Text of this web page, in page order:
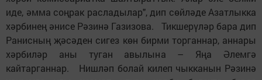
иде, әмма соңрак расладылар", дип сөйләде Азатлыкка
хәрбинең әнисе Рәзинә Газизова. Тикшерүләр бара дип
Ранисның җәсәден сигез көн бирми торганнар, аннары
хәрбиләр аны туган авылына – Яңа Әлемгә
кайтарганнар. Нишләп болай килеп чыкканын Рәзинә